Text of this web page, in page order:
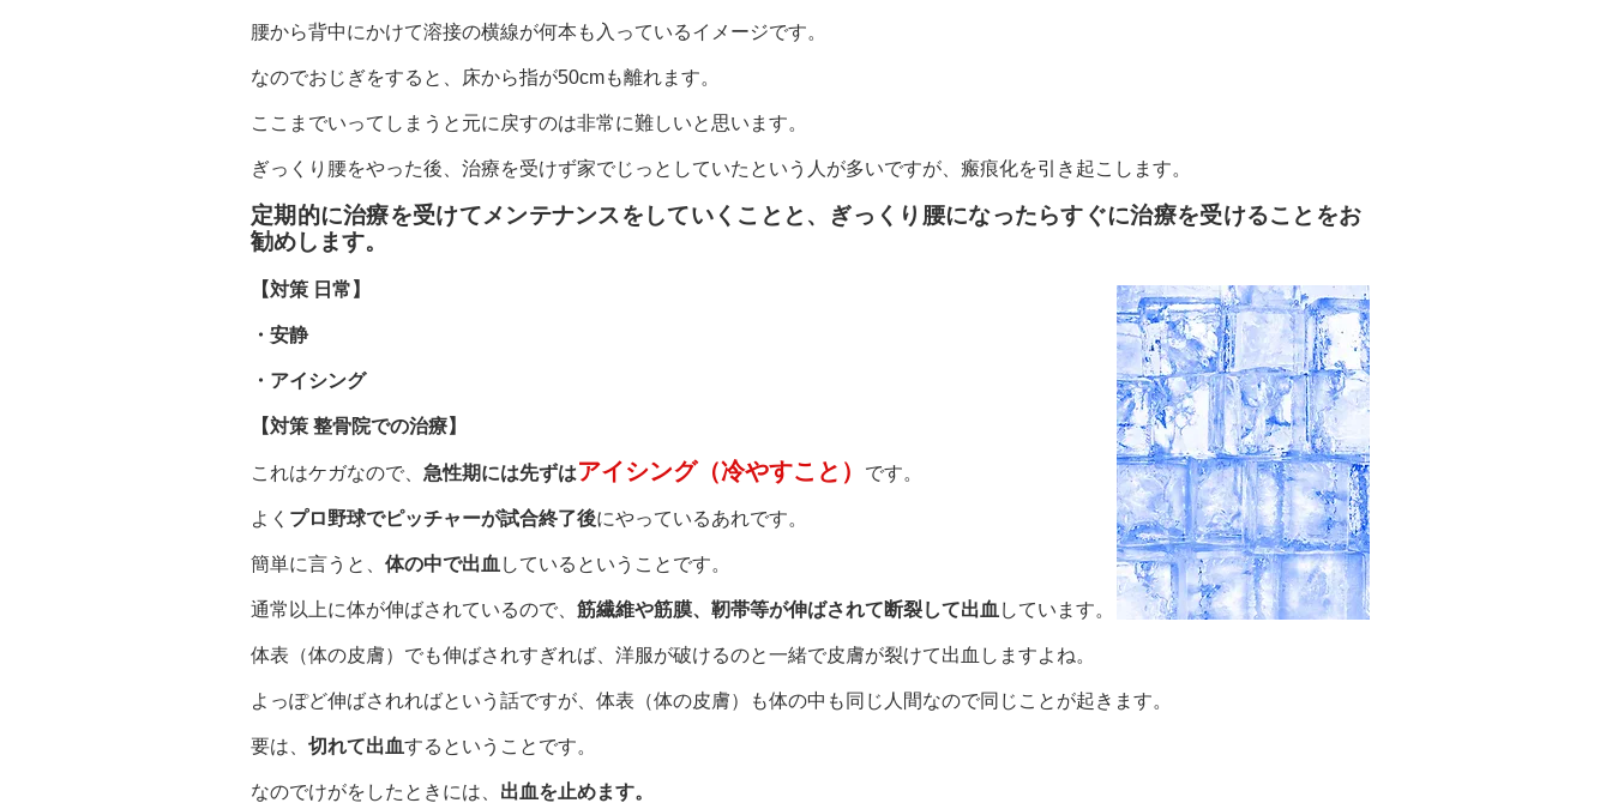
腰から背中にかけて溶接の横線が何本も入っているイメージです。
なのでおじぎをすると、床から指が50cmも離れます。
ここまでいってしまうと元に戻すのは非常に難しいと思います。
ぎっくり腰をやった後、治療を受けず家でじっとしていたという人が多いですが、瘢痕化を引き起こします。
定期的に治療を受けてメンテナンスをしていくことと、ぎっくり腰になったらすぐに治療を受けることをお
勧めします。
【対策 日常】
・安静
・アイシング
【対策 整骨院での治療】
これはケガなので、 急性期には先ずはアイシング（冷やすこと） です。
よく プロ野球でピッチャーが試合終了後にやっているあれです。
簡単に言うと、 体の中で出血 しているということです。
通常以上に体が伸ばされているので、 筋繊維や筋膜、靭帯等が伸ばされて断裂して出血 しています。
体表（体の皮膚）でも伸ばされすぎれば、洋服が破けるのと一緒で皮膚が裂けて出血しますよね。
よっぽど伸ばされればという話ですが、体表（体の皮膚）も体の中も同じ人間なので同じことが起きます。
要は、 切れて出血するということです。
なのでけがをしたときには、 出血を止めます。